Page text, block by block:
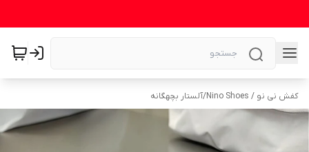
کفش نی نو / Nino Shoes /آلستار بچهگانه